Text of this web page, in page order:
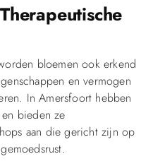
bloemen ook erkend
en vermogen
In Amersfoort hebben
bieden ze
aan die gericht zijn op